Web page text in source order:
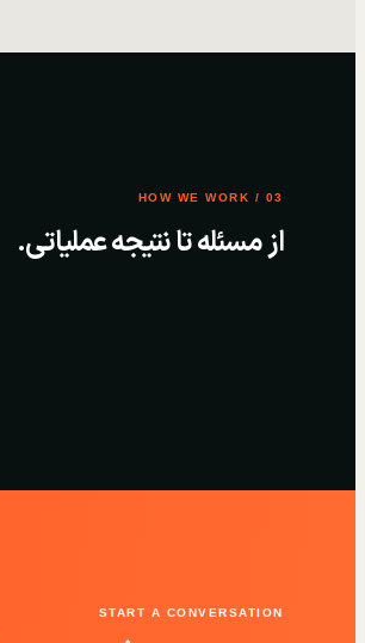
03 / HOW WE WORK
از مسئله تا نتیجه عملیاتی.
START A CONVERSATION